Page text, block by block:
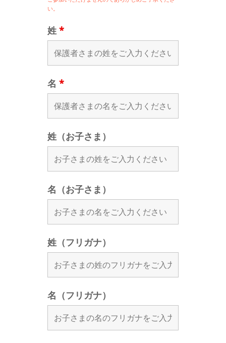
い。
姓 *
名 *
姓（お子さま）
名（お子さま）
姓（フリガナ）
名（フリガナ）